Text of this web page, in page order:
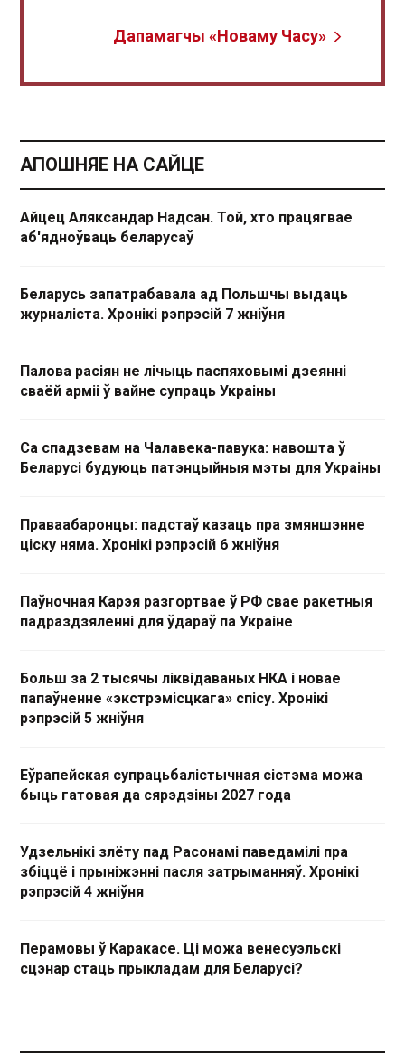
Дапамагчы «Новаму Часу»
АПОШНЯЕ НА САЙЦЕ
Айцец Аляксандар Надсан. Той, хто працягвае
аб'ядноўваць беларусаў
Беларусь запатрабавала ад Польшчы выдаць
журналіста. Хронікі рэпрэсій 7 жніўня
Палова расіян не лічыць паспяховымі дзеянні
сваёй арміі ў вайне супраць Украіны
Са спадзевам на Чалавека-павука: навошта ў
Беларусі будуюць патэнцыйныя мэты для Украіны
Праваабаронцы: падстаў казаць пра змяншэнне
ціску няма. Хронікі рэпрэсій 6 жніўня
Паўночная Карэя разгортвае ў РФ свае ракетныя
падраздзяленні для ўдараў па Украіне
Больш за 2 тысячы ліквідаваных НКА і новае
папаўненне «экстрэмісцкага» спісу. Хронікі
рэпрэсій 5 жніўня
Еўрапейская супрацьбалістычная сістэма можа
быць гатовая да сярэдзіны 2027 года
Удзельнікі злёту пад Расонамі паведамілі пра
збіццё і прыніжэнні пасля затрыманняў. Хронікі
рэпрэсій 4 жніўня
Перамовы ў Каракасе. Ці можа венесуэльскі
сцэнар стаць прыкладам для Беларусі?